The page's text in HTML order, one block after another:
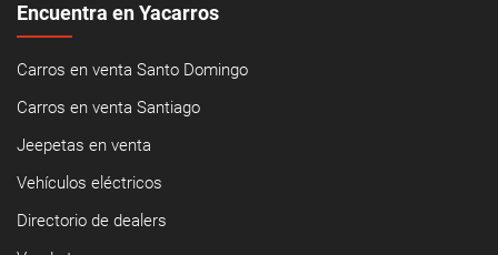
Encuentra en Yacarros
Carros en venta Santo Domingo
Carros en venta Santiago
Jeepetas en venta
Vehículos eléctricos
Directorio de dealers